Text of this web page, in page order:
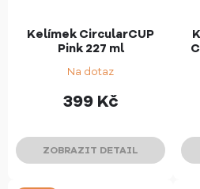
Kelímek CircularCUP
Pink 227 ml
Na dotaz
399 Kč
ZOBRAZIT DETAIL